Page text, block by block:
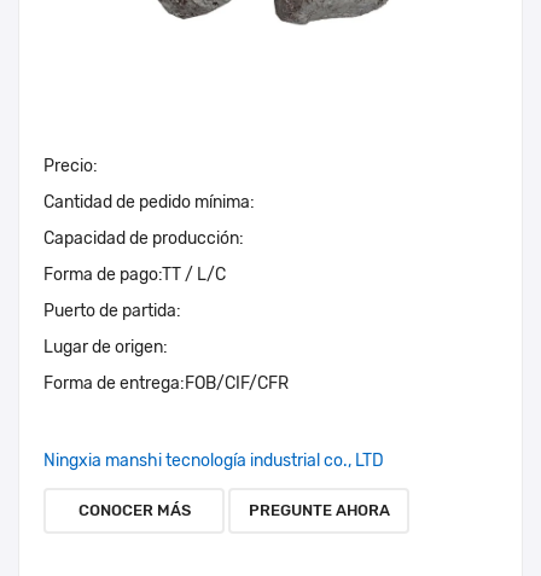
Precio:
Cantidad de pedido mínima:
Capacidad de producción:
Forma de pago:TT / L/C
Puerto de partida:
Lugar de origen:
Forma de entrega:FOB/CIF/CFR
Ningxia manshi tecnología industrial co., LTD
CONOCER MÁS PREGUNTE AHORA